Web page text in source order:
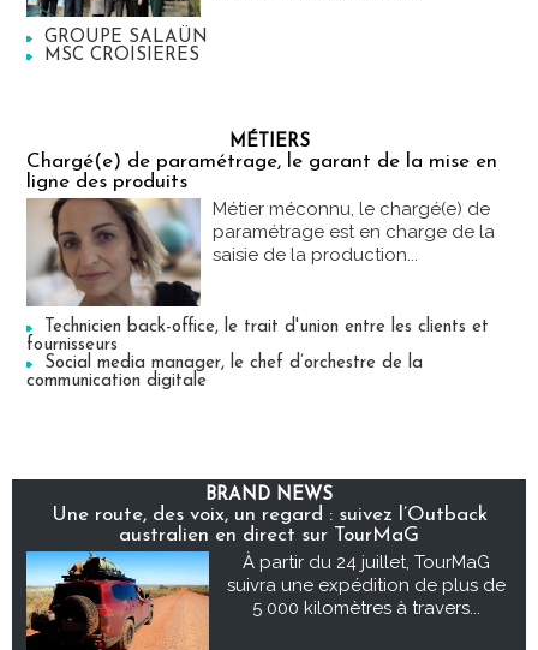
GROUPE SALAÜN
MSC CROISIERES
MÉTIERS
Chargé(e) de paramétrage, le garant de la mise en
ligne des produits
Métier méconnu, le chargé(e) de
paramétrage est en charge de la
saisie de la production...
Technicien back-office, le trait d'union entre les clients et
fournisseurs
Social media manager, le chef d’orchestre de la
communication digitale
BRAND NEWS
Une route, des voix, un regard : suivez l’Outback
australien en direct sur TourMaG
À partir du 24 juillet, TourMaG
suivra une expédition de plus de
5 000 kilomètres à travers...